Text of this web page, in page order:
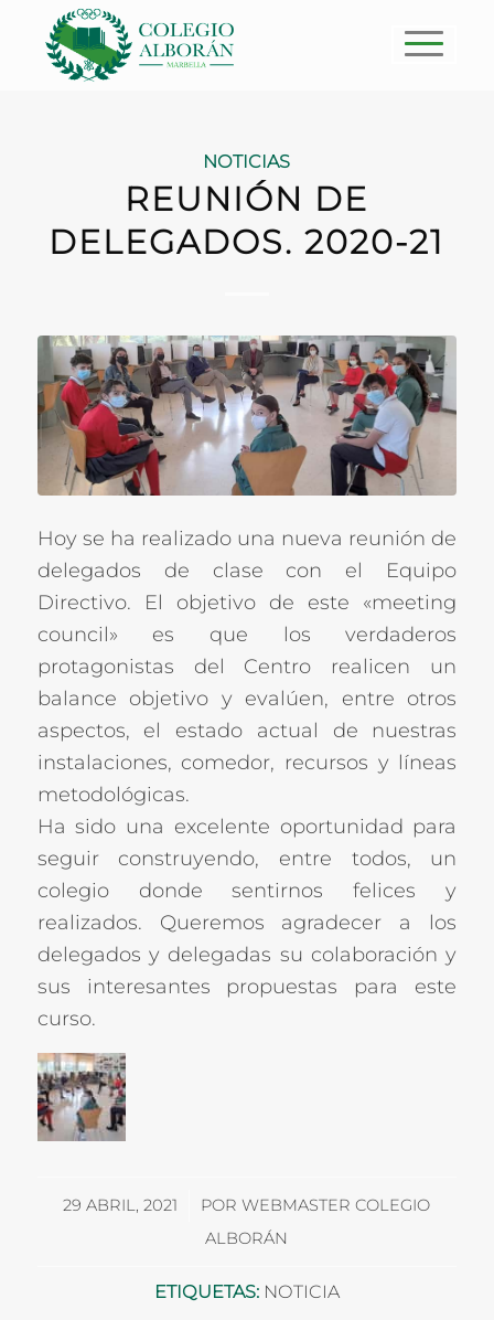
NOTICIAS
REUNIÓN DE
DELEGADOS. 2020-21
Hoy se ha realizado una nueva reunión de
delegados de clase con el Equipo
Directivo. El objetivo de este «meeting
council» es que los verdaderos
protagonistas del Centro realicen un
balance objetivo y evalúen, entre otros
aspectos, el estado actual de nuestras
instalaciones, comedor, recursos y líneas
metodológicas.
Ha sido una excelente oportunidad para
seguir construyendo, entre todos, un
colegio donde sentirnos felices y
realizados. Queremos agradecer a los
delegados y delegadas su colaboración y
sus interesantes propuestas para este
curso.
29 ABRIL, 2021
/ PORWEBMASTER COLEGIO
ALBORÁN
ETIQUETAS: NOTICIA